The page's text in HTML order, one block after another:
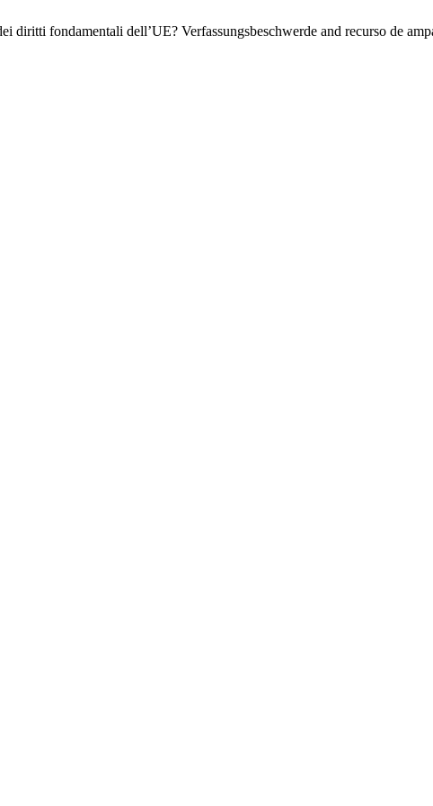
diritti fondamentali dell’UE? Verfassungsbeschwerde and recurso de